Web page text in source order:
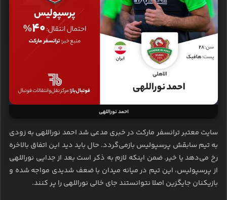
احمد نوراللهی
سایت معتبر ترانسفر مارکت در خبری مدعی شد احمد نوراللهی به زودی
به تیم سابقش پرسپولیس بازمی‌گردد. حال باید دید این اتفاق بالاخره
رخ می‌دهد یا خیر. ضمن اینکه لازم به ذکر است بعد از جدایی نوراللهی
از پرسپولیس، این تیم در میانه میدان با ضعف شدیدی مواجه شده و
بازیکنان جایگزین اصلا نتوانستند جای خالی نوراللهی را پر کنند.